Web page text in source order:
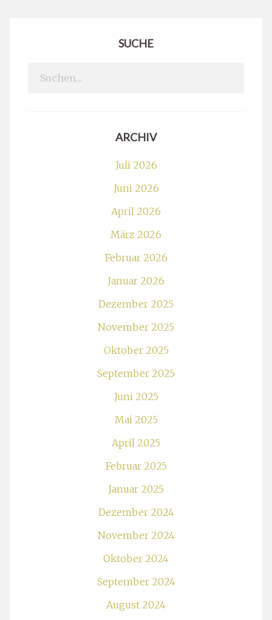
SUCHE
Search
ARCHIV
Juli 2026
Juni 2026
April 2026
März 2026
Februar 2026
Januar 2026
Dezember 2025
November 2025
Oktober 2025
September 2025
Juni 2025
Mai 2025
April 2025
Februar 2025
Januar 2025
Dezember 2024
November 2024
Oktober 2024
September 2024
August 2024